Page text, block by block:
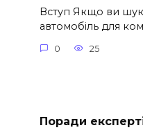
Вступ Якщо ви
автомобіль для
0 25
Поради